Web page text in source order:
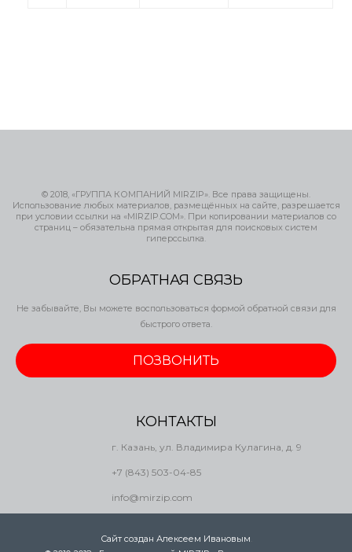
© 2018, «ГРУППА КОМПАНИЙ MIRZIP». Все права защищены.
Использование любых материалов, размещённых на сайте, разрешается
при условии ссылки на «MIRZIP.COM». При копировании материалов со
страниц – обязательна прямая открытая для поисковых систем
гиперссылка.
ОБРАТНАЯ СВЯЗЬ
Не забывайте, Вы можете воспользоваться формой обратной связи для
быстрого ответа.
ПОЗВОНИТЬ
КОНТАКТЫ
г. Казань, ул. Владимира Кулагина, д. 9
+7 (843) 503-04-85
info@mirzip.com
Сайт создан Алексеем Ивановым